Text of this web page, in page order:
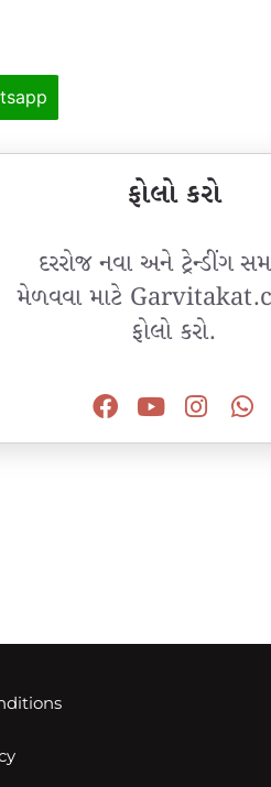
ફોલો કરો
દરરોજ નવા અને ટ્રેન્ડીંગ
મેળવવા માટે
ફોલો કરો.